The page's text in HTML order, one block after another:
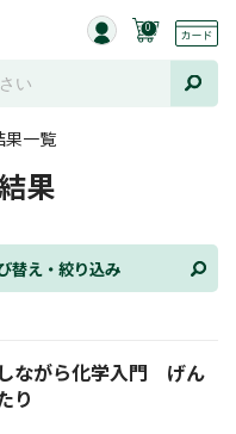
0
果一覧
果
替え・絞り込み
ながら化学入門 げん
り